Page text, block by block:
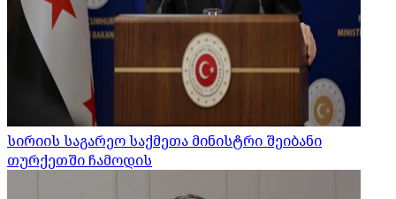
სირიის საგარეო საქმეთა მინისტრი შეიბანი
თურქეთში ჩამოდის